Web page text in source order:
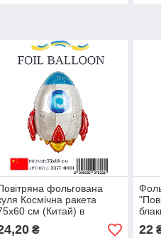
фольгована
Космічна ракета
см (Китай) в
₴ 22